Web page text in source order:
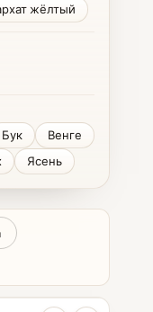
жёлтый
Бук
Венге
Ясень